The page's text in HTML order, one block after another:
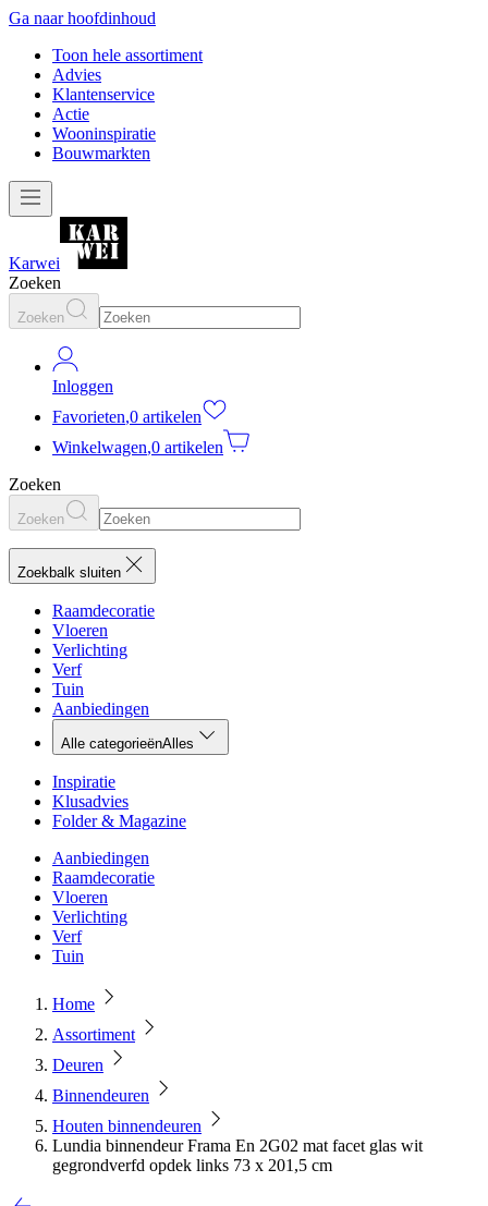
Ga naar hoofdinhoud
Toon hele assortiment
Advies
Klantenservice
Actie
Wooninspiratie
Bouwmarkten
Karwei
Zoeken
Zoeken
Inloggen
Favorieten,0 artikelen
Winkelwagen,0 artikelen
Zoeken
Zoeken
Zoekbalk sluiten
Raamdecoratie
Vloeren
Verlichting
Verf
Tuin
Aanbiedingen
Alle categorieënAlles
Inspiratie
Klusadvies
Folder & Magazine
Aanbiedingen
Raamdecoratie
Vloeren
Verlichting
Verf
Tuin
Home
Assortiment
Deuren
Binnendeuren
Houten binnendeuren
Lundia binnendeur Frama En 2G02 mat facet glas wit
gegrondverfd opdek links 73 x 201,5 cm